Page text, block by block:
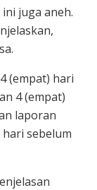
juga aneh.
(empat) hari
4 (empat)
laporan
sebelum